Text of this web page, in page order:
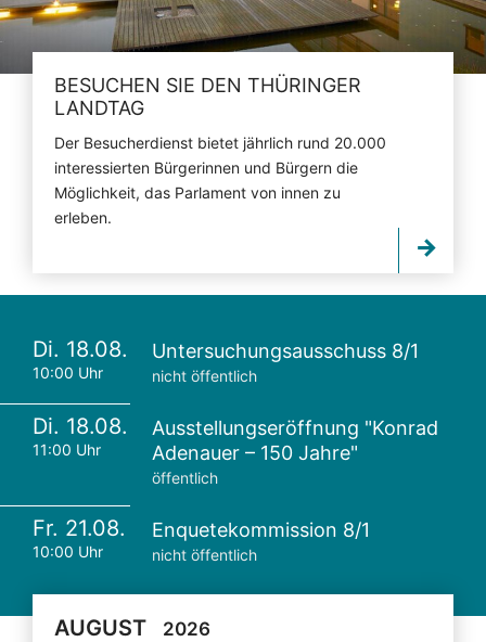
BESUCHEN SIE DEN THÜRINGER
LANDTAG
Der Besucherdienst bietet jährlich rund 20.000
interessierten Bürgerinnen und Bürgern die
Möglichkeit, das Parlament von innen zu
erleben.
Di. 18.08.
10:00 Uhr
Untersuchungsausschuss 8/1
nicht öffentlich
Di. 18.08.
11:00 Uhr
Ausstellungseröffnung "Konrad
Adenauer – 150 Jahre"
öffentlich
Fr. 21.08.
10:00 Uhr
Enquetekommission 8/1
nicht öffentlich
AUGUST 2026